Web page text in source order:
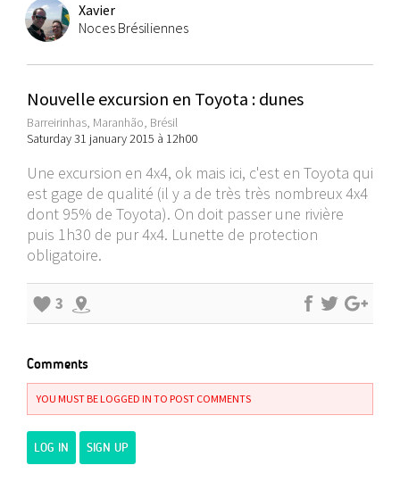
Xavier
Noces Brésiliennes
Nouvelle excursion en Toyota : dunes
Barreirinhas, Maranhão, Brésil
Saturday 31 january 2015 à 12h00
Une excursion en 4x4, ok mais ici, c'est en Toyota qui
est gage de qualité (il y a de très très nombreux 4x4
dont 95% de Toyota). On doit passer une rivière
puis 1h30 de pur 4x4. Lunette de protection
obligatoire.
3
Comments
YOU MUST BE LOGGED IN TO POST COMMENTS
LOG IN SIGN UP